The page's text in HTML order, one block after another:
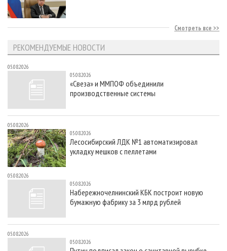
Смотреть все
РЕКОМЕНДУЕМЫЕ НОВОСТИ
05.08.2026
05.08.2026
«Свеза» и ММПОФ объединили
производственные системы
05.08.2026
05.08.2026
Лесосибирский ЛДК №1 автоматизировал
укладку мешков с пеллетами
05.08.2026
05.08.2026
Набережночелнинский КБК построит новую
бумажную фабрику за 3 млрд рублей
05.08.2026
05.08.2026